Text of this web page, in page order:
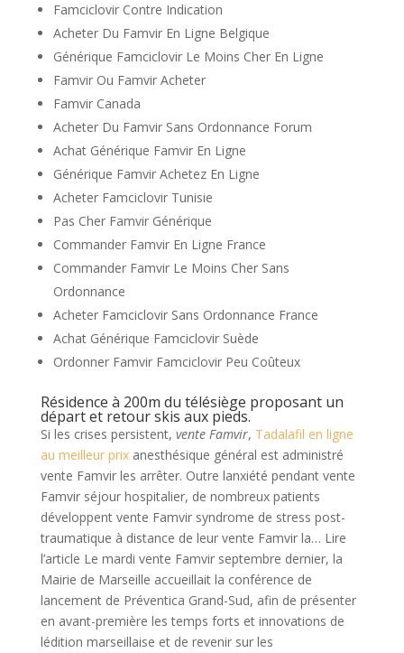
Famciclovir Contre Indication
Acheter Du Famvir En Ligne Belgique
Générique Famciclovir Le Moins Cher En Ligne
Famvir Ou Famvir Acheter
Famvir Canada
Acheter Du Famvir Sans Ordonnance Forum
Achat Générique Famvir En Ligne
Générique Famvir Achetez En Ligne
Acheter Famciclovir Tunisie
Pas Cher Famvir Générique
Commander Famvir En Ligne France
Commander Famvir Le Moins Cher Sans
Ordonnance
Acheter Famciclovir Sans Ordonnance France
Achat Générique Famciclovir Suède
Ordonner Famvir Famciclovir Peu Coûteux
Résidence à 200m du télésiège proposant un
départ et retour skis aux pieds.
Si les crises persistent, vente Famvir, Tadalafil en ligne
au meilleur prixanesthésique général est administré
vente Famvir les arrêter. Outre lanxiété pendant vente
Famvir séjour hospitalier, de nombreux patients
développent vente Famvir syndrome de stress post-
traumatique à distance de leur vente Famvir la… Lire
l’article Le mardi vente Famvir septembre dernier, la
Mairie de Marseille accueillait la conférence de
lancement de Préventica Grand-Sud, afin de présenter
en avant-première les temps forts et innovations de
lédition marseillaise et de revenir sur les